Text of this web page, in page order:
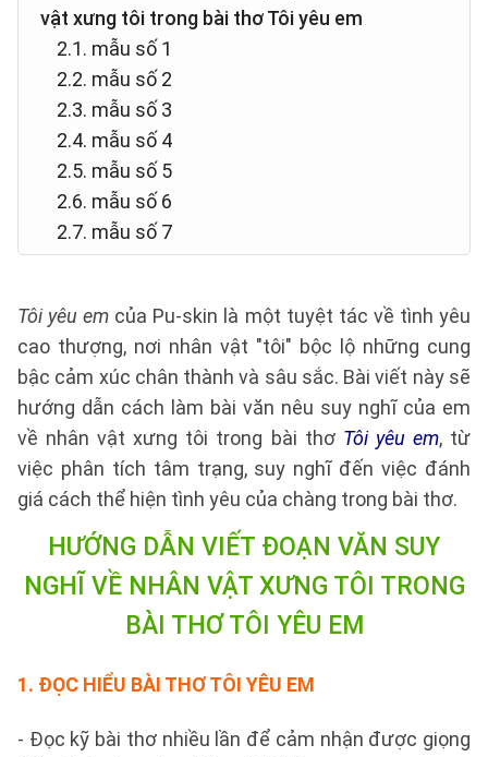
vật xưng tôi trong bài thơ Tôi yêu em
2.1. mẫu số 1
2.2. mẫu số 2
2.3. mẫu số 3
2.4. mẫu số 4
2.5. mẫu số 5
2.6. mẫu số 6
2.7. mẫu số 7
Tôi yêu em của Pu-skin là một tuyệt tác về tình yêu
cao thượng, nơi nhân vật "tôi" bộc lộ những cung
bậc cảm xúc chân thành và sâu sắc. Bài viết này sẽ
hướng dẫn cách làm bài văn nêu suy nghĩ của em
về nhân vật xưng tôi trong bài thơ Tôi yêu em, từ
việc phân tích tâm trạng, suy nghĩ đến việc đánh
giá cách thể hiện tình yêu của chàng trong bài thơ.
HƯỚNG DẪN VIẾT ĐOẠN VĂN SUY
NGHĨ VỀ NHÂN VẬT XƯNG TÔI TRONG
BÀI THƠ TÔI YÊU EM
1. ĐỌC HIỂU BÀI THƠ TÔI YÊU EM
- Đọc kỹ bài thơ nhiều lần để cảm nhận được giọng